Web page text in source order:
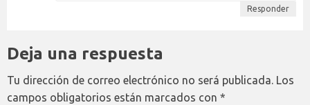
Responder
Deja una respuesta
Tu dirección de correo electrónico no será publicada. Los
campos obligatorios están marcados con *